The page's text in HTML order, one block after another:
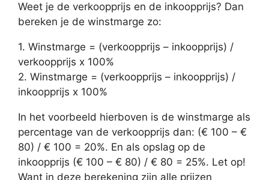
Weet je de verkoopprijs en de inkoopprijs? Dan
bereken je de winstmarge zo:
1. Winstmarge = (verkoopprijs – inkoopprijs) /
verkoopprijs x 100%
2. Winstmarge = (verkoopprijs – inkoopprijs) /
inkoopprijs x 100%
In het voorbeeld hierboven is de winstmarge als
percentage van de verkoopprijs dan: (€ 100 – €
80) / € 100 = 20%. En als opslag op de
inkoopprijs (€ 100 – € 80) / € 80 = 25%. Let op!
Want in deze berekening zijn alle prijzen